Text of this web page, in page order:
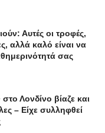
Αυτές οι τροφές,
αλλά καλό είναι να
σας
Λονδίνο βίαζε και
– Είχε συλληφθεί